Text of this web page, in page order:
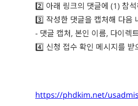
2️⃣ 아래 링크의 댓글에 (1) 참
3️⃣ 작성한 댓글을 캡처해 다음
- 댓글 캡처, 본인 이름, 다이렉
4️⃣ 신청 접수 확인 메시지를
https://phdkim.net/